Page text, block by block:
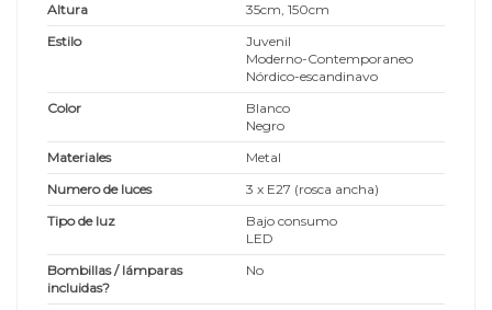
Altura
35cm, 150cm
Estilo
Juvenil
Moderno-Contemporaneo
Nórdico-escandinavo
Color
Blanco
Negro
Materiales
Metal
Numero de luces
3 x E27 (rosca ancha)
Tipo de luz
Bajo consumo
LED
Bombillas / lámparas
incluidas?
No